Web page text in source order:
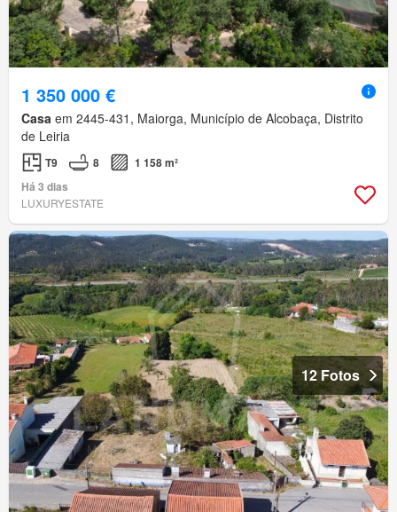
1 350 000 €
Casa em 2445-431, Maiorga, Município de Alcobaça, Distrito
de Leiria
T9 8
1 158 m²
Há 3 dias
LUXURYESTATE
12 Fotos